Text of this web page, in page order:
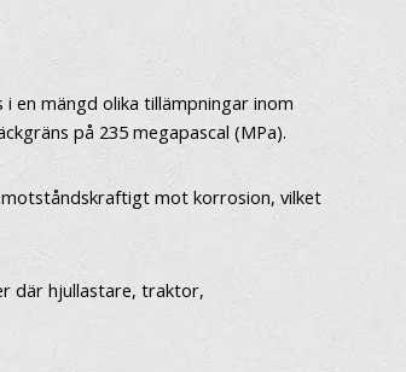
en mängd olika tillämpningar inom
på 235 megapascal (MPa).
motståndskraftigt mot korrosion, vilket
där hjullastare, traktor,